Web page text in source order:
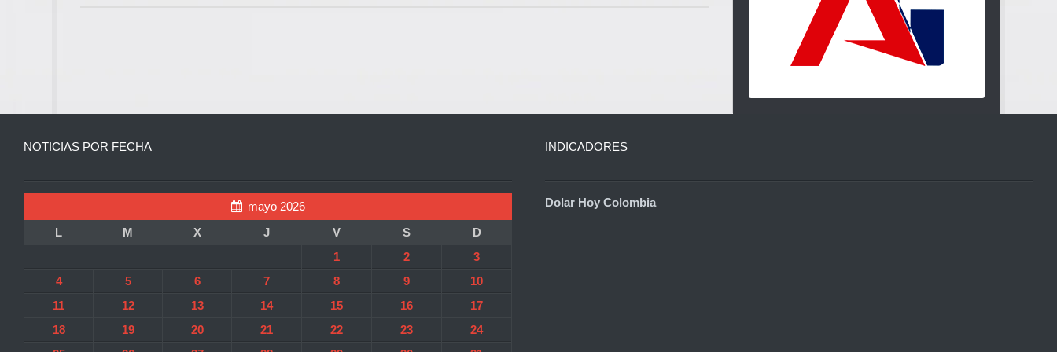
NOTICIAS POR FECHA
mayo 2026
L
M X J V S
D
1
2
3
4
5 6 7 8 9
10
11
12 13 14 15 16
17
18
19 20 21 22 23
24
INDICADORES
Dolar Hoy Colombia